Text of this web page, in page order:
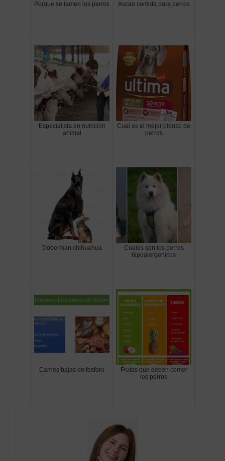
Porque se lamen los perros Ascan comida para perros
Especialista en nutricion
animal
Cual es el mejor pienso de
perros
Doberman chihuahua
Cuales son los perros
hipoalergenicos
Carnes bajas en fosforo
Frutas que deben comer
los perros